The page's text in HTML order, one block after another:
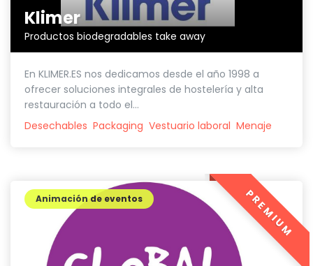
Klimer
Productos biodegradables take away
En KLIMER.ES nos dedicamos desde el año 1998 a
ofrecer soluciones integrales de hostelería y alta
restauración a todo el...
Desechables Packaging Vestuario laboral Menaje
Animación de eventos PREMIUM